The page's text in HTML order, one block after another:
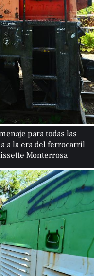
para todas las
a la era del ferrocarril
Monterrosa